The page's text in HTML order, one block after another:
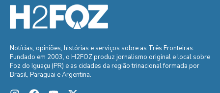
Notícias, opiniões, histórias e serviços sobre as Três Fronteiras.
Fundado em 2003, o H2FOZ produz jornalismo original e local sobre
Foz do Iguaçu (PR) e as cidades da região trinacional formada por
Brasil, Paraguai e Argentina.